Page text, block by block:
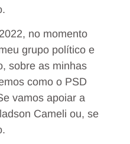
no momento
grupo político e
sobre as minhas
como o PSD
vamos apoiar a
Cameli ou, se